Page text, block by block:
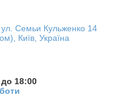
Семьи Кульженко 14
Київ, Україна
18:00